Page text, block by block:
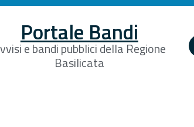
Portale Bandi
e bandi pubblici della Regione
Basilicata